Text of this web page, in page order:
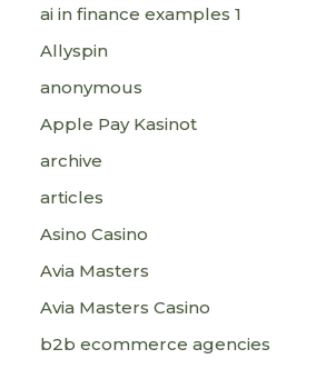
ai in finance examples 1
Allyspin
anonymous
Apple Pay Kasinot
archive
articles
Asino Casino
Avia Masters
Avia Masters Casino
b2b ecommerce agencies